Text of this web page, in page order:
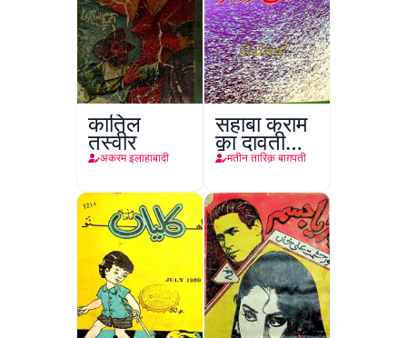
कातिल
तस्वीर
अकरम इलाहाबादी
सहाबा कराम
का दावती
किरदार
मतीन तारिक़ बाग़पती